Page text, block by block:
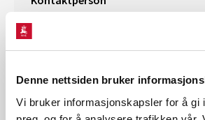
Denne nettsiden bruker
Vi bruker informasjonskapsler for å gi